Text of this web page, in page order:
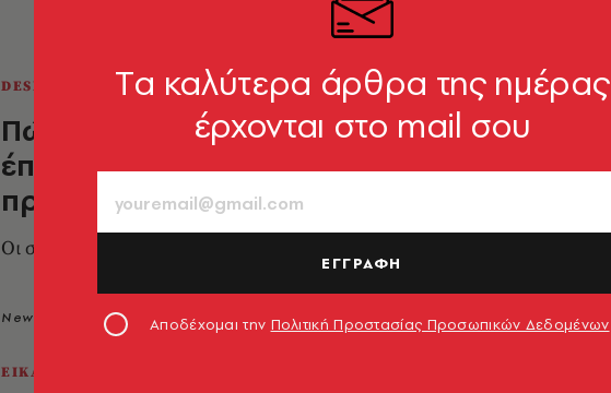
DESIGN & ΑΡΧΙΤΕΚΤΟΝΙΚΗ
Πώς να πουλήσετε τα παλιά σας
έπιπλα στο διαδίκτυο: Τα 5 λάθη που
πρέπει να αποφύγετε
Οι συμβουλές των ειδικών
Newsroom 15.07.2026, 12:17
ΕΙΚΑΣΤΙΚΑ
Tα καλύτερα άρθρα της ημέρας
έρχονται στο mail σου
ΕΓΓΡΑΦΗ
Αποδέχομαι την Πολιτική Προστασίας Προσωπικών Δεδομένων